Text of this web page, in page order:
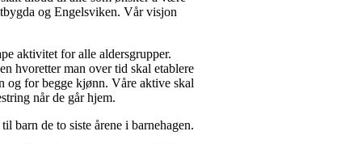
og Engelsviken. Vår visjon
aktivitet for alle aldersgrupper.
hvoretter man over tid skal etablere
og for begge kjønn. Våre aktive skal
når de går hjem­.
barn de to siste årene i barnehagen.